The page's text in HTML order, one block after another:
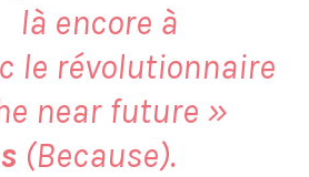
là encore à
le révolutionnaire
near future »
(Because).